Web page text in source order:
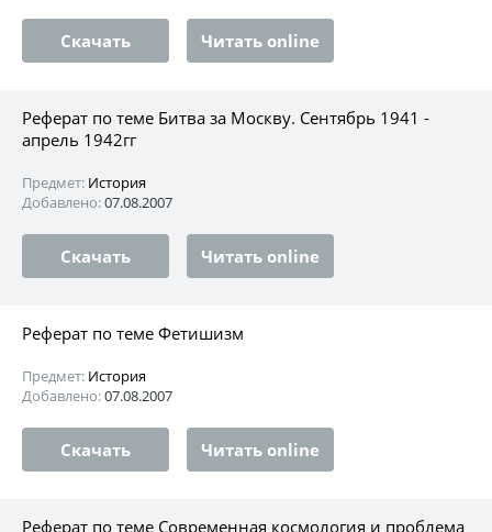
Скачать Читать online
Реферат по теме Битва за Москву. Сентябрь 1941 -
апрель 1942гг
Предмет: История
Добавлено:07.08.2007
Скачать Читать online
Реферат по теме Фетишизм
Предмет: История
Добавлено:07.08.2007
Скачать Читать online
Реферат по теме Современная космология и проблема